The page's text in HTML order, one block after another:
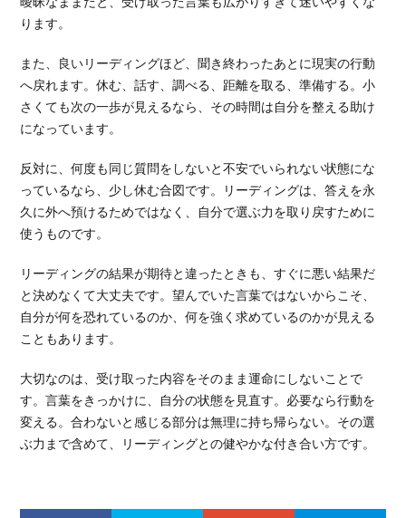
ります。
また、良いリーディングほど、聞き終わったあとに現実の行動
へ戻れます。休む、話す、調べる、距離を取る、準備する。小
さくても次の一歩が見えるなら、その時間は自分を整える助け
になっています。
反対に、何度も同じ質問をしないと不安でいられない状態にな
っているなら、少し休む合図です。リーディングは、答えを永
久に外へ預けるためではなく、自分で選ぶ力を取り戻すために
使うものです。
リーディングの結果が期待と違ったときも、すぐに悪い結果だ
と決めなくて大丈夫です。望んでいた言葉ではないからこそ、
自分が何を恐れているのか、何を強く求めているのかが見える
こともあります。
大切なのは、受け取った内容をそのまま運命にしないことで
す。言葉をきっかけに、自分の状態を見直す。必要なら行動を
変える。合わないと感じる部分は無理に持ち帰らない。その選
ぶ力まで含めて、リーディングとの健やかな付き合い方です。